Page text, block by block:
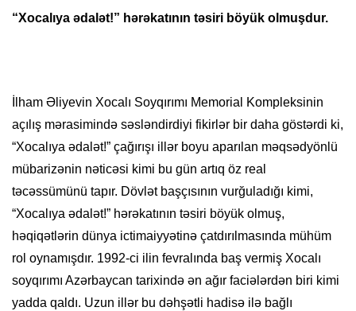
“Xocalıya ədalət!” hərəkatının təsiri böyük olmuşdur.
İlham Əliyevin Xocalı Soyqırımı Memorial Kompleksinin
açılış mərasimində səsləndirdiyi fikirlər bir daha göstərdi ki,
“Xocalıya ədalət!” çağırışı illər boyu aparılan məqsədyönlü
mübarizənin nəticəsi kimi bu gün artıq öz real
təcəssümünü tapır. Dövlət başçısının vurğuladığı kimi,
“Xocalıya ədalət!” hərəkatının təsiri böyük olmuş,
həqiqətlərin dünya ictimaiyyətinə çatdırılmasında mühüm
rol oynamışdır. 1992-ci ilin fevralında baş vermiş Xocalı
soyqırımı Azərbaycan tarixində ən ağır faciələrdən biri kimi
yadda qaldı. Uzun illər bu dəhşətli hadisə ilə bağlı